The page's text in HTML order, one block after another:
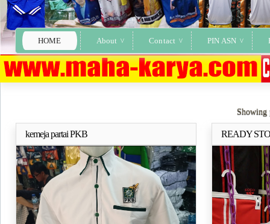
HOME About Contact PIN ASN
Showing
kemeja partai PKB
READY
GERINDRA